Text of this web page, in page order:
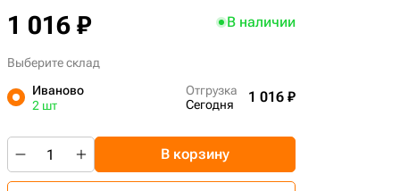
1 016 ₽ В наличии
Выберите склад
Иваново
2 шт
Отгрузка
Сегодня
1 016 ₽
В корзину